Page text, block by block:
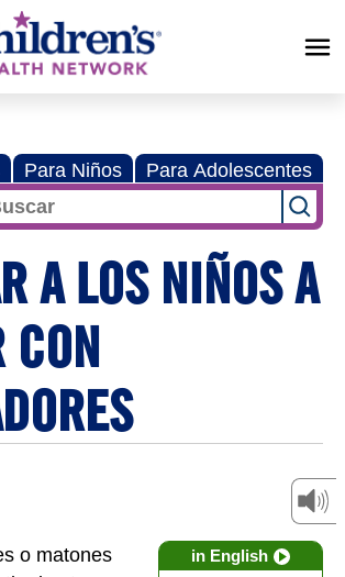
Para Niños Para Adolescentes
A LOS NIÑOS A
in English
o matones